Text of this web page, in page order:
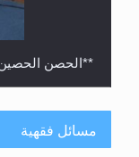
**الحصن
مسائل فقهية